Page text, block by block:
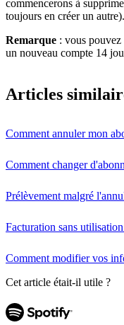
commencerons à
toujours en créer un autre).
Remarque : vous pouvez
un nouveau compte 14
Articles
Comment annuler mon
Comment changer
Prélèvement malgré
Facturation sans
Comment modifier vos
Cet article était-il utile ?